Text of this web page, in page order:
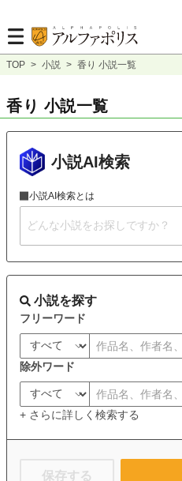
TOP > 小説 > 香り 小説一覧
香り 小説一覧
小説AI検索
小説AI検索とは
小説を探す
フリーワード
除外ワード
+ さらに詳しく検索する
保存する